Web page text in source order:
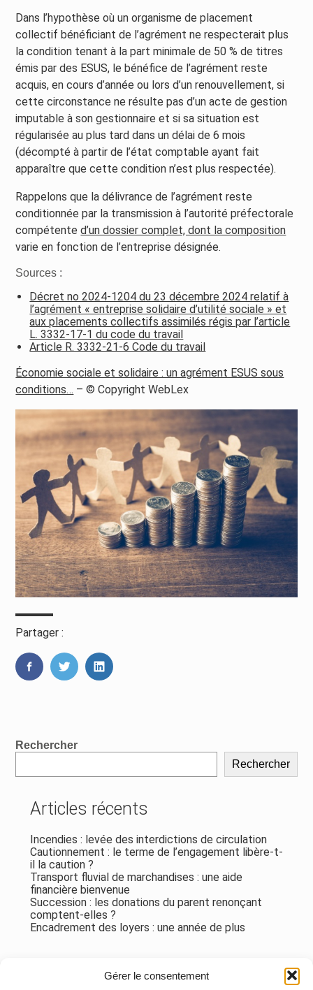
Gérer le consentement
Dans l’hypothèse où un organisme de placement
collectif bénéficiant de l’agrément ne respecterait plus
la condition tenant à la part minimale de 50 % de titres
émis par des ESUS, le bénéfice de l’agrément reste
acquis, en cours d’année ou lors d’un renouvellement, si
cette circonstance ne résulte pas d’un acte de gestion
imputable à son gestionnaire et si sa situation est
régularisée au plus tard dans un délai de 6 mois
(décompté à partir de l’état comptable ayant fait
apparaître que cette condition n’est plus respectée).
Rappelons que la délivrance de l’agrément reste
conditionnée par la transmission à l’autorité préfectorale
compétented’un dossier complet, dont la composition
varie en fonction de l’entreprise désignée.
Sources :
Décret no 2024-1204 du 23 décembre 2024 relatif à
l’agrément « entreprise solidaire d’utilité sociale » et
aux placements collectifs assimilés régis par l’article
L. 3332-17-1 du code du travail
Article R. 3332-21-6 Code du travail
Économie sociale et solidaire : un agrément ESUS sous
conditions… – © Copyright WebLex
Partager :
FaceBookTwitterLinkedIn
Blog
Rechercher
Rechercher
Articles récents
Incendies : levée des interdictions de circulation
Cautionnement : le terme de l’engagement libère-t-
il la caution ?
Transport fluvial de marchandises : une aide
financière bienvenue
Succession : les donations du parent renonçant
comptent-elles ?
Encadrement des loyers : une année de plus